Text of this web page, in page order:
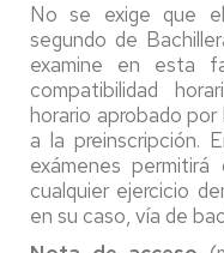
No se exige que
segundo de
examine en esta
compatibilidad
horario aprobado por
a la preinscripción.
exámenes permitirá
cualquier ejercicio
en su caso, vía de